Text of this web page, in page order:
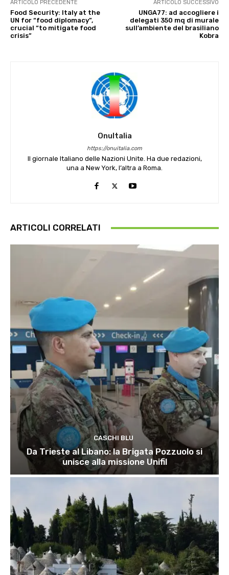
ARTICOLO PRECEDENTE
Food Security: Italy at the
UN for “food diplomacy”,
crucial “to mitigate food
crisis”
ARTICOLO SUCCESSIVO
UNGA77: ad accogliere i
delegati 350 mq di murale
sull’ambiente del brasiliano
Kobra
OnuItalia
https://onuitalia.com
Il giornale Italiano delle Nazioni Unite. Ha due redazioni,
una a New York, l’altra a Roma.
ARTICOLI CORRELATI
CASCHI BLU
Da Trieste al Libano: la Brigata Pozzuolo si
unisce alla missione Unifil